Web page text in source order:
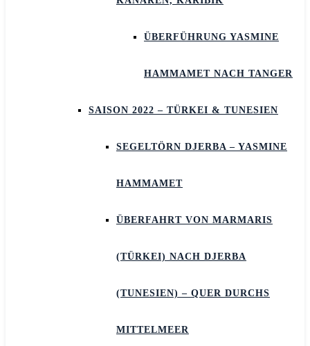
ÜBERFÜHRUNG YASMINE
HAMMAMET NACH TANGER
SAISON 2022 – TÜRKEI & TUNESIEN
SEGELTÖRN DJERBA – YASMINE
HAMMAMET
ÜBERFAHRT VON MARMARIS
(TÜRKEI) NACH DJERBA
(TUNESIEN) – QUER DURCHS
MITTELMEER